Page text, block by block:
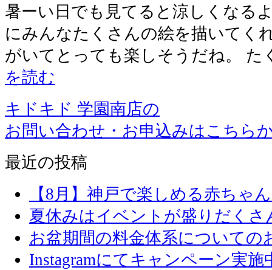
暑ーい日でも見てると涼しくなる
にみんなたくさんの絵を描いてく
がいてとっても楽しそうだね。
を読む
キドキド 学園南店の
お問い合わせ・お申込みはこちら
最近の投稿
【8月】神戸で楽しめる赤ちゃ
夏休みはイベントが盛りだくさ
お盆期間の料金体系についての
Instagramにてキャンペーン実施